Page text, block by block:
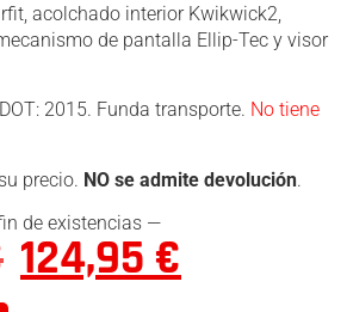
acolchado interior Kwikwick2,
de pantalla Ellip-Tec y visor
2015. Funda transporte. No tiene
precio. NO se admite devolución.
de existencias —
124,95€